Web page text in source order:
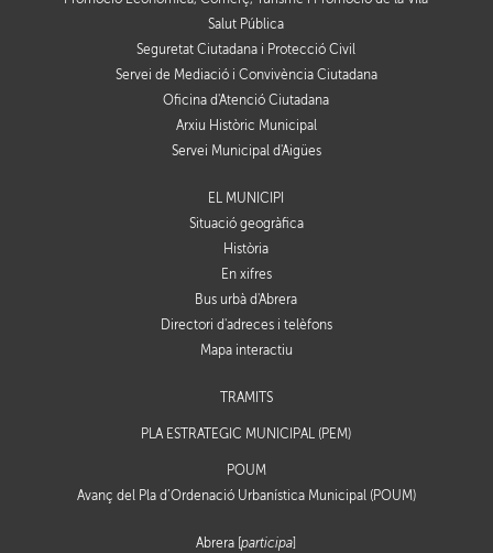
Salut Pública
Seguretat Ciutadana i Protecció Civil
Servei de Mediació i Convivència Ciutadana
Oficina d'Atenció Ciutadana
Arxiu Històric Municipal
Servei Municipal d'Aigües
EL MUNICIPI
Situació geogràfica
Història
En xifres
Bus urbà d'Abrera
Directori d'adreces i telèfons
Mapa interactiu
TRÀMITS
PLA ESTRATÈGIC MUNICIPAL (PEM)
POUM
Avanç del Pla d’Ordenació Urbanística Municipal (POUM)
Abrera [participa]